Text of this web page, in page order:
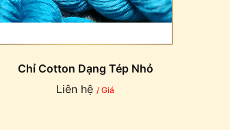
Chỉ Cotton Dạng Tép Nhỏ
Liên hệ / Giá